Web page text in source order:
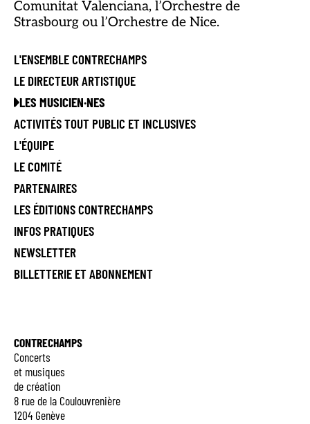
L'ENSEMBLE CONTRECHAMPS
LE DIRECTEUR ARTISTIQUE
LES MUSICIEN·NES
ACTIVITÉS TOUT PUBLIC ET INCLUSIVES
L'ÉQUIPE
LE COMITÉ
PARTENAIRES
LES ÉDITIONS CONTRECHAMPS
INFOS PRATIQUES
NEWSLETTER
BILLETTERIE ET ABONNEMENT
Comunitat Valenciana, l’Orchestre de
Strasbourg ou l’Orchestre de Nice.
CONTRECHAMPS
Concerts
et musiques
de création
8 rue de la Coulouvrenière
1204 Genève